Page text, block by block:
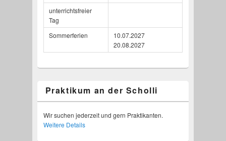
unterrichtsfreier
Tag
Sommerferien
10.07.2027
20.08.2027
Praktikum an der Scholli
Wir suchen jederzeit und gern Praktikanten.
Weitere Details